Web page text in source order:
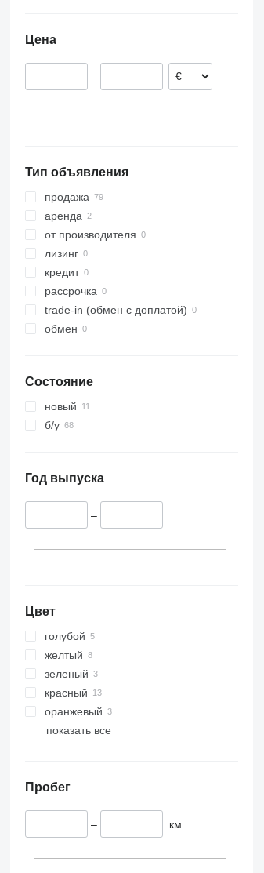
Австрия
Польша
Цена
–
Тип объявления
продажа
аренда
от производителя
лизинг
кредит
рассрочка
trade-in (обмен с доплатой)
обмен
Состояние
новый
б/у
Год выпуска
–
Цвет
голубой
желтый
зеленый
красный
оранжевый
показать все
Пробег
– км